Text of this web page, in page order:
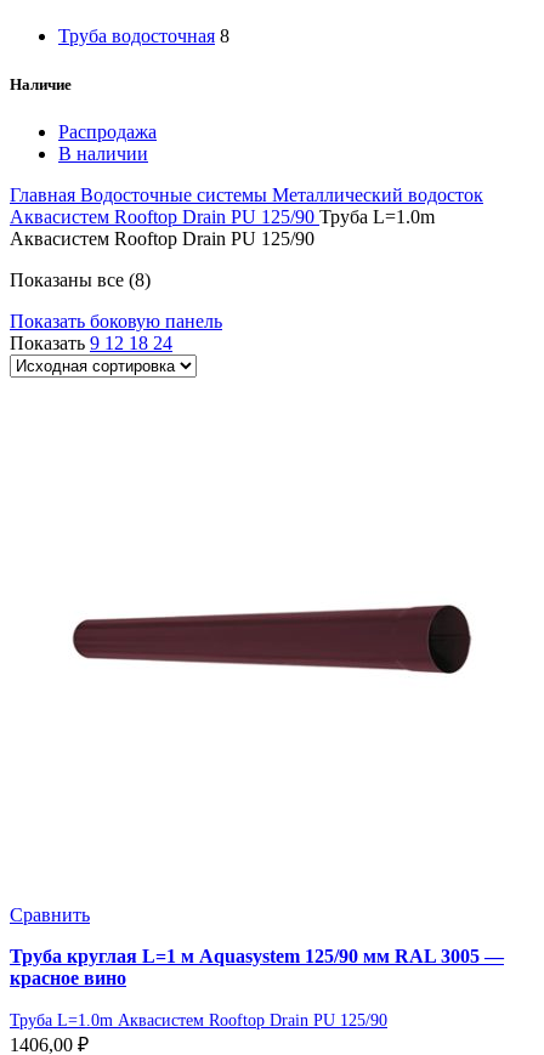
Труба водосточная 8
Наличие
Распродажа
В наличии
Главная Водосточные системы Металлический водосток
Аквасистем Rooftop Drain PU 125/90 Труба L=1.0m
Аквасистем Rooftop Drain PU 125/90
Показаны все (8)
Показать боковую панель
Показать 9 12 18 24
Сравнить
Труба круглая L=1 м Aquasystem 125/90 мм RAL 3005 —
красное вино
Труба L=1.0m Аквасистем Rooftop Drain PU 125/90
1406,00 ₽